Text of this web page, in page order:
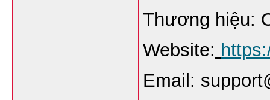
Thương hiệu:
Website:
Email: